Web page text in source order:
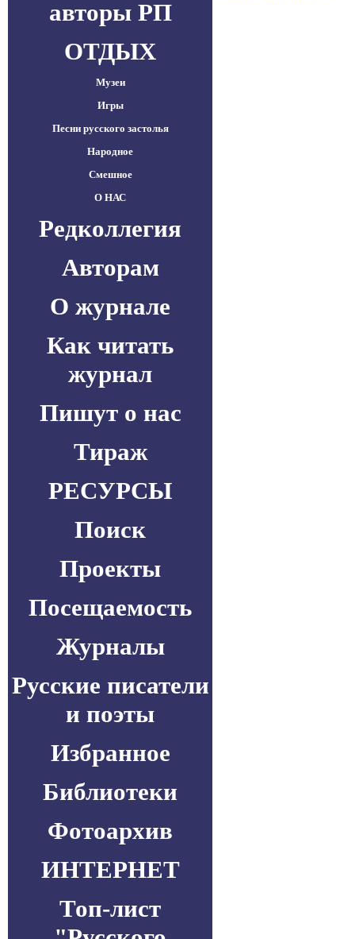
авторы РП
ОТДЫХ
Музеи
Игры
Песни русского застолья
Народное
Смешное
О НАС
Редколлегия
Авторам
О журнале
Как читать
журнал
Пишут о нас
Тираж
РЕСУРСЫ
Поиск
Проекты
Посещаемость
Журналы
Русские писатели
и поэты
Избранное
Библиотеки
Фотоархив
ИНТЕРНЕТ
Топ-лист